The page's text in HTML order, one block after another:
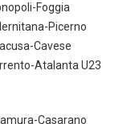
Foggia
Picerno
Cavese
Atalanta U23
Casarano